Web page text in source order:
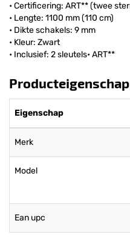
• Certificering: ART** (twee
• Lengte: 1100 mm (110 cm)
• Dikte schakels: 9 mm
• Kleur: Zwart
• Inclusief: 2 sleutels• ART**
Eigenschap
Merk
Model
Ean upc